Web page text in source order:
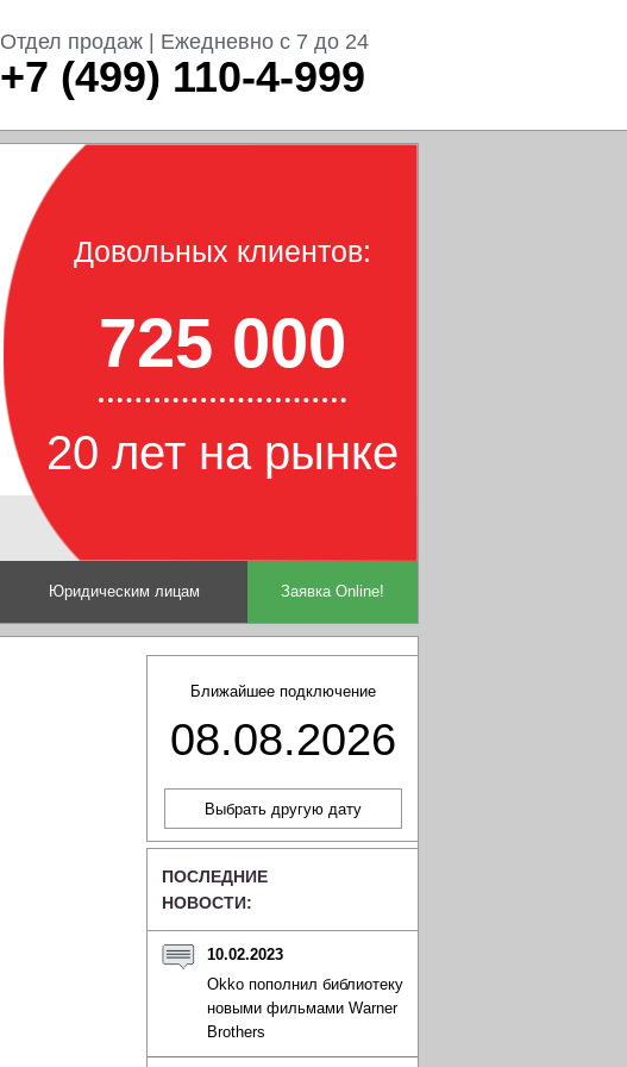
Отдел продаж | Ежедневно с 7 до 24
+7 (499) 110-4-999
Довольных клиентов:
725 000
20 лет на рынке
Юридическим лицам Заявка Online!
Ближайшее подключение
08.08.2026
ПОСЛЕДНИЕ
НОВОСТИ:
10.02.2023
Okko пополнил библиотеку
новыми фильмами Warner
Brothers